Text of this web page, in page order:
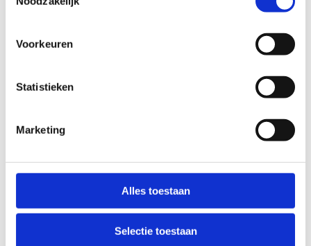
Voorkeuren
Statistieken
Marketing
Alles toestaan
Selectie toestaan